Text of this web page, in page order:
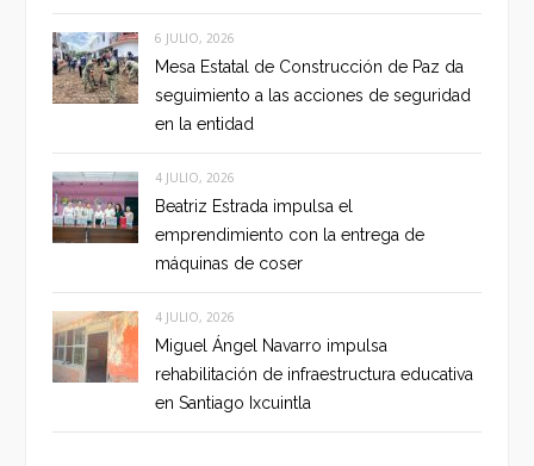
6 JULIO, 2026
Mesa Estatal de Construcción de Paz da
seguimiento a las acciones de seguridad
en la entidad
4 JULIO, 2026
Beatriz Estrada impulsa el
emprendimiento con la entrega de
máquinas de coser
4 JULIO, 2026
Miguel Ángel Navarro impulsa
rehabilitación de infraestructura educativa
en Santiago Ixcuintla